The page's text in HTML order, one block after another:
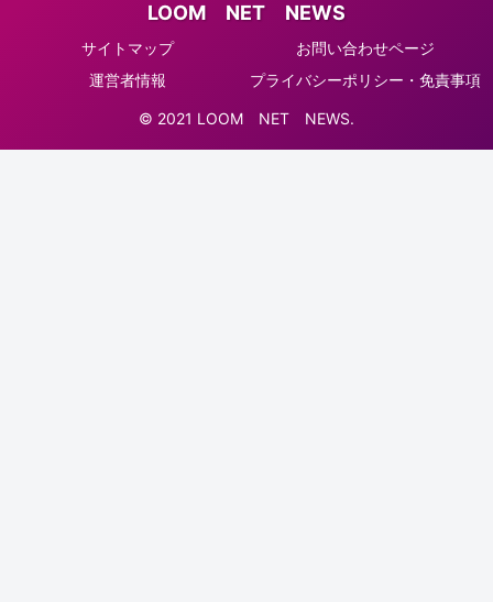
LOOM NET NEWS
サイトマップ
お問い合わせページ
運営者情報
プライバシーポリシー・免責事項
© 2021 LOOM NET NEWS.